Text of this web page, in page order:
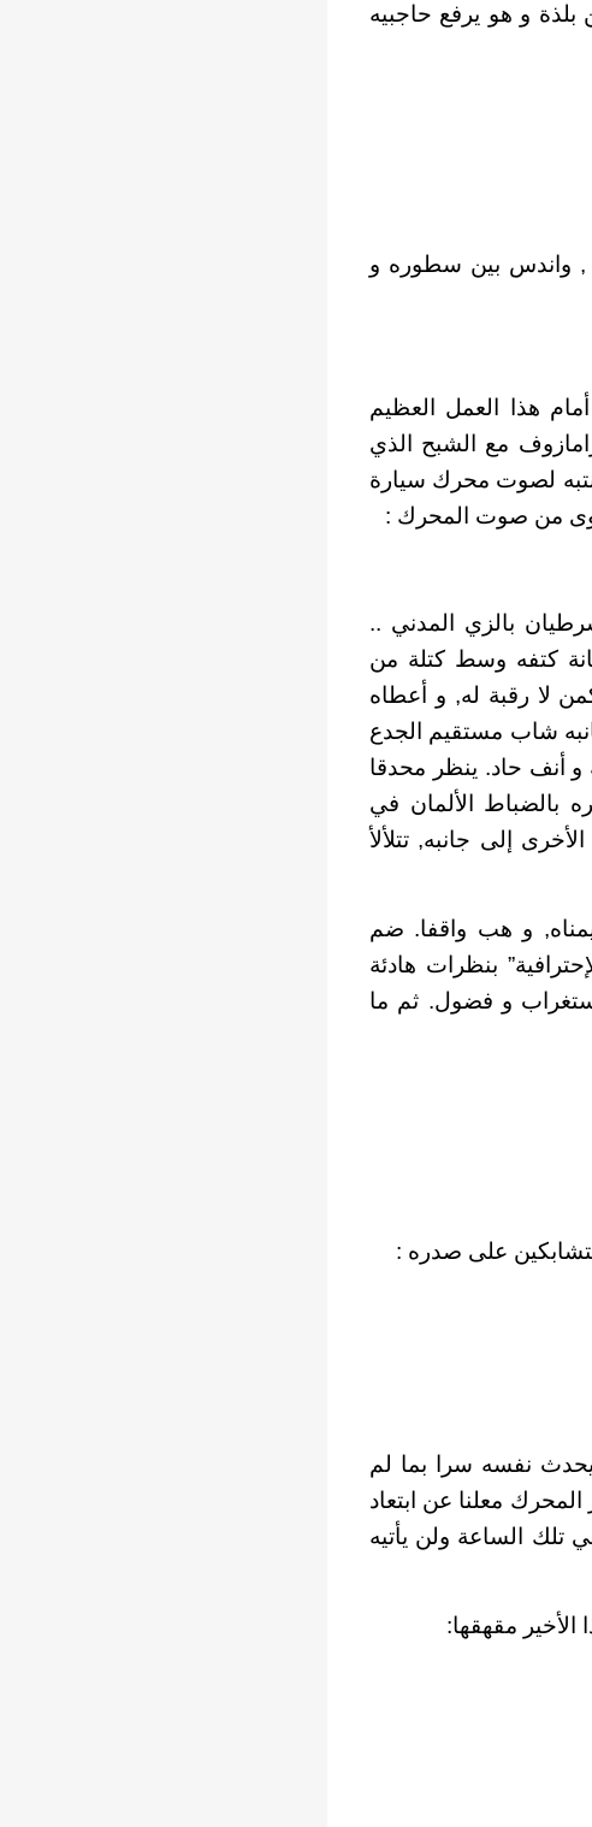
و هو يرفع حاجبيه
, واندس بين سطوره و
هذا العمل العظيم
مع الشبح الذي
لصوت محرك سيارة
من صوت المحرك :
بالزي المدني ..
كتفه وسط كتلة من
لا رقبة له, و أعطاه
شاب مستقيم الجدع
و أنف حاد. ينظر محدقا
بالضباط الألمان في
إلى جانبه, تتلألأ
و هب واقفا. ضم
بنظرات هادئة
و فضول. ثم ما
متشابكين على صدره :
نفسه سرا بما لم
معلنا عن ابتعاد
تلك الساعة ولن يأتيه
مقهقها: